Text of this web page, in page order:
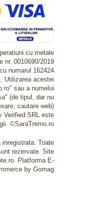
cu metale
nr. 0010690/2019
numarul 162424
Utilizarea acestei
sau a numelui
(de tipul, dar nu
cautare web)
Verified SRL este
©SaraTremo.ro
Toate
rezervate. Site
Platforma E-
by Gomag